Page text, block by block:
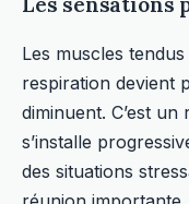
Les muscles
respiration devient
diminuent. C’est
s’installe
des situations